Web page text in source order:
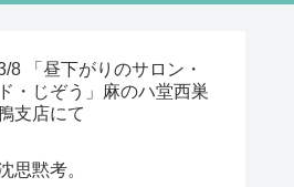
8 「昼下がりのサロン・
ド・じぞう」麻のハ堂西巣
支店にて
思黙考。